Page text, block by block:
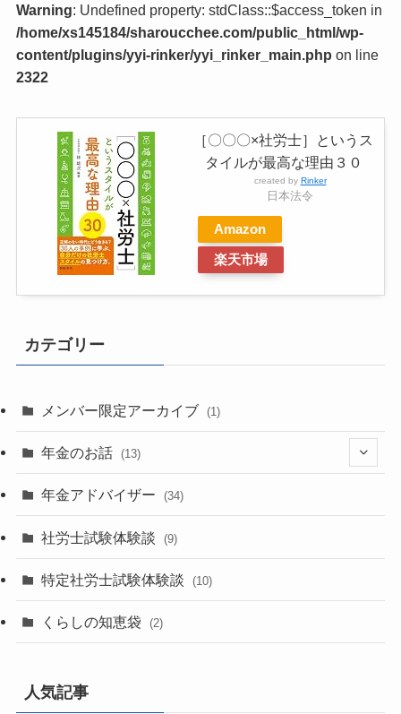
Warning: Undefined property: stdClass::$access_token in
/home/xs145184/sharoucchee.com/public_html/wp-
content/plugins/yyi-rinker/yyi_rinker_main.php on line
2322
［〇〇〇×社労士］というス
タイルが最高な理由３０
created by Rinker
日本法令
Amazon
楽天市場
カテゴリー
メンバー限定アーカイブ (1)
年金のお話 (13)
(1)
(1)
(1)
(2)
年金アドバイザー (34)
社労士試験体験談 (9)
特定社労士試験体験談 (10)
くらしの知恵袋 (2)
人気記事